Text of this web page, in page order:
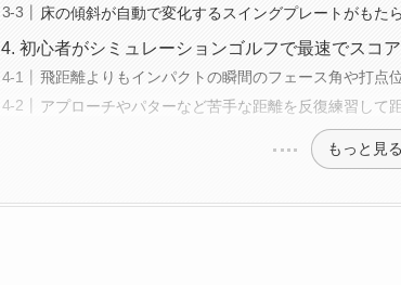
床の傾斜が自動で変化するスイングプレートがもた
4. 初心者がシミュレーションゴルフで最速でスコ
飛距離よりもインパクトの瞬間のフェース角や打点
アプローチやパターなど苦手な距離を反復練習して
もっと見る